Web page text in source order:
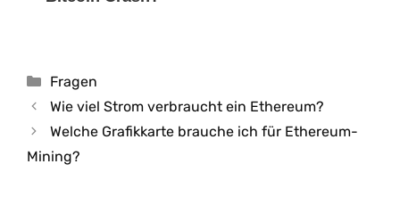
Kategorien
Fragen
Wie viel Strom verbraucht ein Ethereum?
Welche Grafikkarte brauche ich für Ethereum-
Mining?